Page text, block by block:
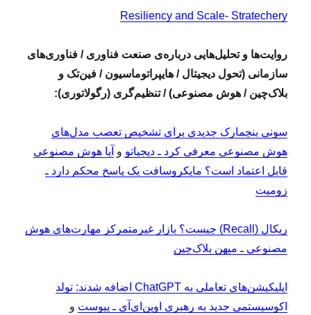
Resiliency and Scale- Stratechery
روایت‌ها و تحلیل‌هایی درباره‌ی صنعت فناوری / فناوری‌های
سازمانی (تحول دیجیتال / هایپراتوماسیون / فین‌تک و
بلاک‌چین / هوش مصنوعی) / تنظیم‌گری (رگولاتوری):
سونی بنچمارک جدیدی برای تشخیص تعصب مدل‌های
هوش مصنوعی معرفی کرد ـ دیجیاتو و آیا هوش مصنوعی
قابل اعتماد است؟ مایکروسافت یک پاسخ محکم دارد ـ
زومیت
‏ریکال (Recall) چیست؟ بازار غیرمتمرکز مهارت‌های هوش
مصنوعی ـ میهن بلاک‌چین
اپلیکیشن‌های تعاملی به ChatGPT اضافه شدند: تولد
اکوسیستمی جدید به رهبری اوپن‌ای‌آی ـ پیوست و